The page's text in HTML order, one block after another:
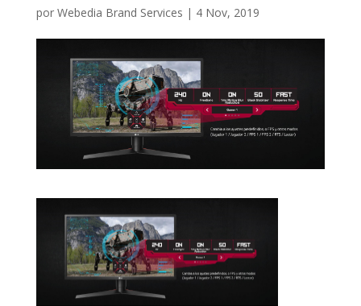
por Webedia Brand Services | 4 Nov, 2019